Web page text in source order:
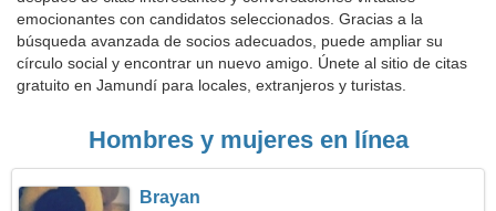
emocionantes con candidatos seleccionados. Gracias a la
búsqueda avanzada de socios adecuados, puede ampliar su
círculo social y encontrar un nuevo amigo. Únete al sitio de citas
gratuito en Jamundí para locales, extranjeros y turistas.
Hombres y mujeres en línea
Brayan